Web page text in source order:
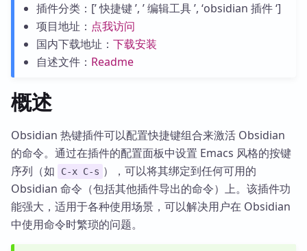
插件分类：[’ 快捷键 ’, ’ 编辑工具 ’, ‘obsidian 插件 ‘]
项目地址： 点我访问
国内下载地址： 下载安装
自述文件： Readme
概述
Obsidian 热键插件可以配置快捷键组合来激活 Obsidian
的命令。通过在插件的配置面板中设置 Emacs 风格的按键
序列（如
C-x C-s ），可以将其绑定到任何可用的
Obsidian 命令（包括其他插件导出的命令）上。该插件功
能强大，适用于各种使用场景，可以解决用户在 Obsidian
中使用命令时繁琐的问题。